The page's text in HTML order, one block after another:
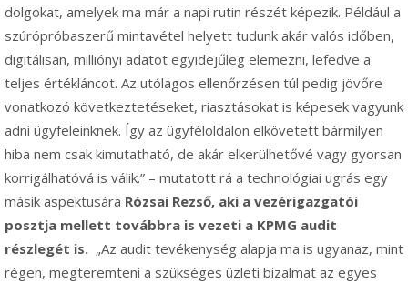
dolgokat, amelyek ma már a napi rutin részét képezik. Például a
szúrópróbaszerű mintavétel helyett tudunk akár valós időben,
digitálisan, milliónyi adatot egyidejűleg elemezni, lefedve a
teljes értékláncot. Az utólagos ellenőrzésen túl pedig jövőre
vonatkozó következtetéseket, riasztásokat is képesek vagyunk
adni ügyfeleinknek. Így az ügyféloldalon elkövetett bármilyen
hiba nem csak kimutatható, de akár elkerülhetővé vagy gyorsan
korrigálhatóvá is válik.” – mutatott rá a technológiai ugrás egy
másik aspektusára Rózsai Rezső, aki a vezérigazgatói
posztja mellett továbbra is vezeti a KPMG audit
részlegét is. „Az audit tevékenység alapja ma is ugyanaz, mint
régen, megteremteni a szükséges üzleti bizalmat az egyes